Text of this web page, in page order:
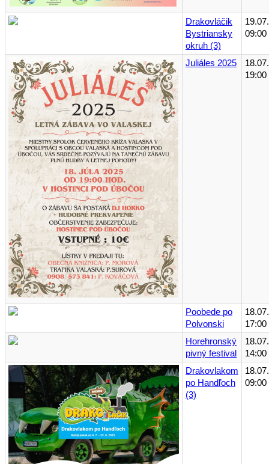
Drakovláčik
Bystriansky
okruh (3)
09:00
Juliáles 2025
19:00
Poobede po
Polvonski
17:00
Horehronský
pivný festival
14:00
Drakovlakom
po Handľoch
(3)
09:00